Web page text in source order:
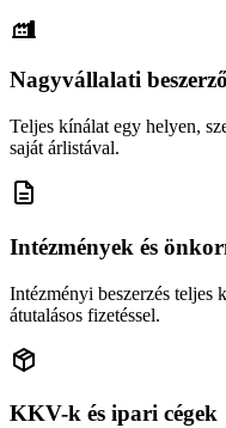
Nagyvállalati
Teljes kínálat egy helyen,
saját árlistával.
Intézmények és
Intézményi beszerzés teljes
átutalásos fizetéssel.
KKV-k és ipari cégek